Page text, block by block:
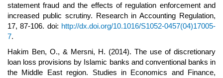
statement fraud and the effects of regulation enforcement and
increased public scrutiny. Research in Accounting Regulation,
17, 87-106. doi: http://dx.doi.org/10.1016/S1052-0457(04)17005-
7.
Hakim Ben, O., & Mersni, H. (2014). The use of discretionary
loan loss provisions by Islamic banks and conventional banks in
the Middle East region. Studies in Economics and Finance,